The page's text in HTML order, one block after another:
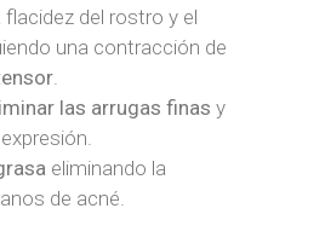
flacidez del rostro y el
una contracción de
.
las arrugas finas y
eliminando la
de acné.